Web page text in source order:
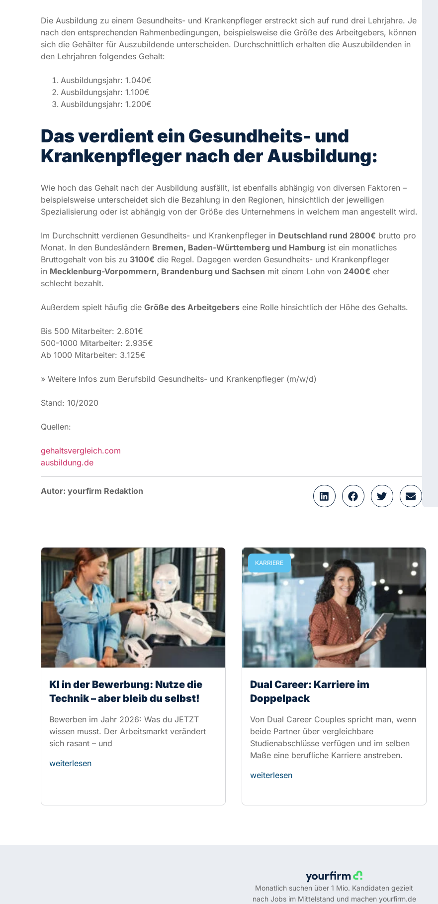
Ausbildungsjahr: 1.100€
Ausbildungsjahr: 1.200€
Das verdient ein Gesundheits- und
Krankenpfleger nach der Ausbildung:
beispielsweise unterscheidet sich die Bezahlung in den Regionen, hinsichtlich der jeweiligen
Spezialisierung oder ist abhängig von der Größe des Unternehmens in welchem man angestellt wird.
Im Durchschnitt verdienen Gesundheits- und Krankenpfleger inDeutschland rund 2800€brutto pro
Bruttogehalt von bis zu3100€ die Regel. Dagegen werden Gesundheits- und Krankenpfleger
inMecklenburg-Vorpommern, Brandenburg und Sachsenmit einem Lohn von2400€eher
schlecht bezahlt.
Außerdem spielt häufig dieGröße des Arbeitgeberseine Rolle hinsichtlich der Höhe des Gehalts.
Bis 500 Mitarbeiter: 2.601€
500-1000 Mitarbeiter: 2.935€
Ab 1000 Mitarbeiter: 3.125€
» Weitere Infos zum Berufsbild Gesundheits- und Krankenpfleger (m/w/d)
Stand: 10/2020
Quellen:
gehaltsvergleich.com
KI in der Bewerbung: Nutze die
Technik – aber bleib du selbst!
Bewerben im Jahr 2026: Was du JETZT
wissen musst. Der Arbeitsmarkt verändert
sich rasant – und
weiterlesen
Dual Career: Karriere im
Doppelpack
Von Dual Career Couples spricht man, wenn
beide Partner über vergleichbare
Studienabschlüsse verfügen und im selben
Maße eine berufliche Karriere anstreben.
weiterlesen